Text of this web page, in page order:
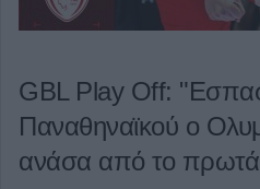
GBL Play Off:
Παναθηναϊκού ο
ανάσα από το